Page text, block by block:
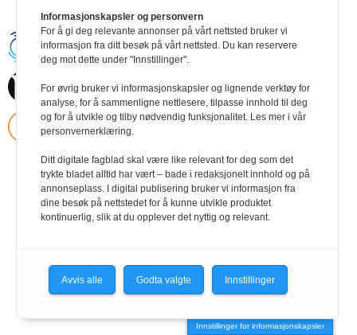
Handikapnytt | Schweigaardsgt. 12 |
Postboks 9217 Grønland, 0134 Oslo Tel:
Publishing
Personvernerklæring
Innstillinger for informasjonskapsler
Informasjonskapsler og personvern
For å gi deg relevante annonser på vårt nettsted bruker vi
informasjon fra ditt besøk på vårt nettsted. Du kan reservere
deg mot dette under "Innstillinger".
For øvrig bruker vi informasjonskapsler og lignende verktøy for
analyse, for å sammenligne nettlesere, tilpasse innhold til deg
og for å utvikle og tilby nødvendig funksjonalitet. Les mer i vår
personvernerklæring.
Ditt digitale fagblad skal være like relevant for deg som det
trykte bladet alltid har vært – bade i redaksjonelt innhold og på
annonseplass. I digital publisering bruker vi informasjon fra
dine besøk på nettstedet for å kunne utvikle produktet
kontinuerlig, slik at du opplever det nyttig og relevant.
Avvis alle Godta valgte Innstillinger